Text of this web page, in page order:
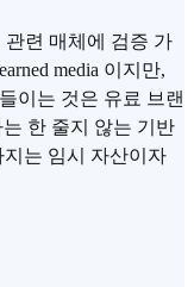
관련 매체에 검증 가
media 이지만,
이는 것은 유료 브랜
한 줄지 않는 기반
는 임시 자산이자